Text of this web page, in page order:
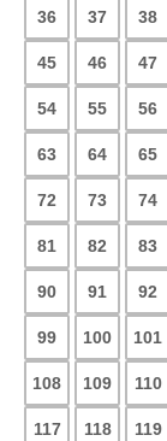
36 37 38
45 46 47
54 55 56
63 64 65
72 73 74
81 82 83
90 91 92
99 100 101
108 109 110
117 118 119